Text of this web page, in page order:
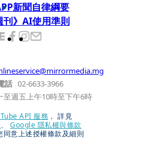
新聞自律綱要
刊》AI使用準則
話 02-6633-3966
至週五上午10時至下午6時
API 服務 ， 詳見
、
Google 隱私權與條款
同意上述授權條款及細則